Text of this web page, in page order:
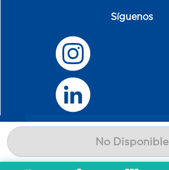
No Disponible
Síguenos